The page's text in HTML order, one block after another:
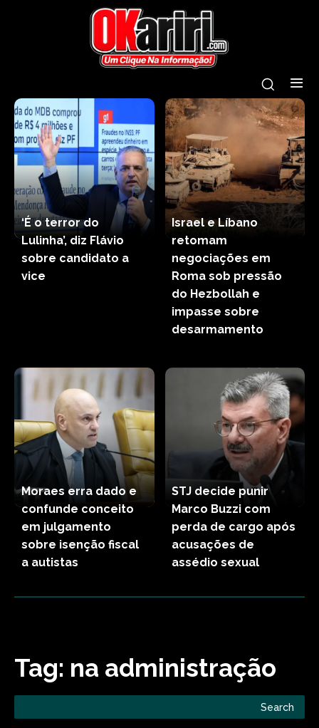
‘É o terror do
Lulinha’, diz Flávio
sobre candidato a
vice
Israel e Líbano
retomam
negociações em
Roma sob pressão
do Hezbollah e
impasse sobre
desarmamento
Moraes erra dado e
confunde conceito
em julgamento
sobre isenção fiscal
a autistas
STJ decide punir
Marco Buzzi com
perda de cargo após
acusações de
assédio sexual
Tag: na administração
Search